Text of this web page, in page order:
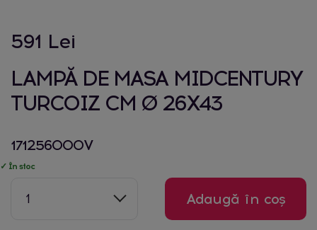
591 Lei
LAMPĂ DE MASA MIDCENTURY
TURCOIZ CM Ø 26X43
171256000V
✓ În stoc
1 Adaugă în coș